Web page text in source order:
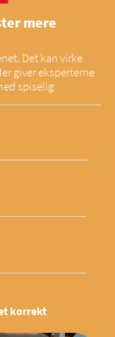
mere
Det kan virke
giver eksperterne
spiselig
korrekt